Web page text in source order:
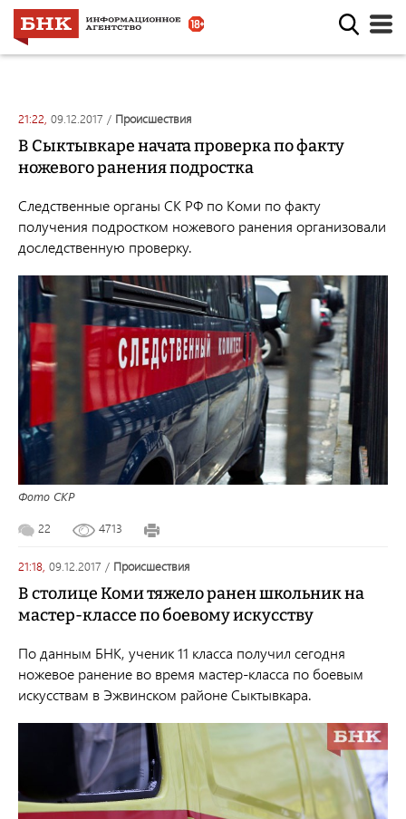
21:22, 09.12.2017 / происшествия
В Сыктывкаре начата проверка по факту
ножевого ранения подростка
Следственные органы СК РФ по Коми по факту
получения подростком ножевого ранения организовали
доследственную проверку.
Фото СКР
22 4713
21:18, 09.12.2017 / происшествия
В столице Коми тяжело ранен школьник на
мастер-классе по боевому искусству
По данным БНК, ученик 11 класса получил сегодня
ножевое ранение во время мастер-класса по боевым
искусствам в Эжвинском районе Сыктывкара.